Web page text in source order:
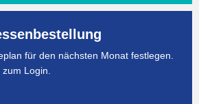
für den nächsten Monat festlegen.
Login.